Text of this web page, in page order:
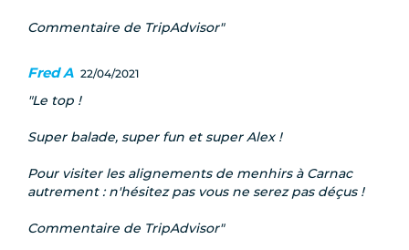
Commentaire de TripAdvisor
Fred A 22/04/2021
Le top !
Super balade, super fun et super Alex !
Pour visiter les alignements de menhirs à Carnac
autrement : n'hésitez pas vous ne serez pas déçus !
Commentaire de TripAdvisor